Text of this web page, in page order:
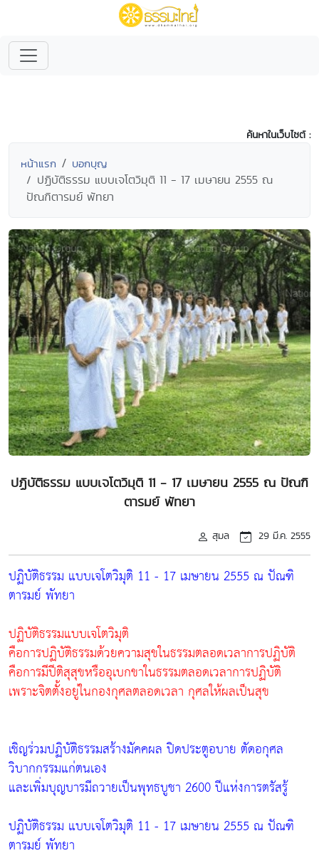
ค้นหาในเว็บไซต์ :
หน้าแรก บอกบุญ
ปฏิบัติธรรม แบบเจโตวิมุติ 11 - 17 เมษายน 2555 ณ
ปัณฑิตารมย์ พัทยา
ปฏิบัติธรรม แบบเจโตวิมุติ 11 - 17 เมษายน 2555 ณ ปัณฑิ
ตารมย์ พัทยา
สุมล 29 มี.ค. 2555
ปฏิบัติธรรม แบบเจโตวิมุติ 11 - 17 เมษายน 2555 ณ ปัณฑิ
ตารมย์ พัทยา
ปฏิบัติธรรมแบบเจโตวิมุติ
คือการปฏิบัติธรรมด้วยความสุขในธรรมตลอดเวลาการปฏิบัติ
คือการมีปีติสุสุขหรืออุเบกขาในธรรมตลอดเวลาการปฏิบัติ
เพราะจิตตั้งอยู่ในกองกุศลตลอดเวลา กุศลให้ผลเป็นสุข
เชิญร่วมปฏิบัติธรรมสร้างมัคคผล ปิดประตูอบาย ตัดอกุศล
วิบากกรรมแก่ตนเอง
และเพิ่มบุญบารมีถวายเป็นพุทธบูชา 2600 ปีแห่งการตรัสรู้
ปฏิบัติธรรม แบบเจโตวิมุติ 11 - 17 เมษายน 2555 ณ ปัณฑิ
ตารมย์ พัทยา